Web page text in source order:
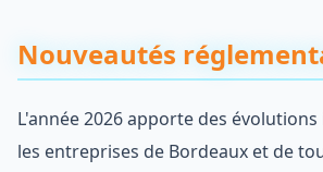
Nouveautés
L'année 2026 apporte des
les entreprises de Bordeaux et de